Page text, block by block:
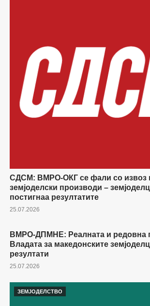
СДСМ: ВМРО-ОКГ се фали со извоз
земјоделски производи –
постигнаа резултатите
25.07.2026
ЗЕМЈОДЕЛСТВО
ВМРО-ДПМНЕ: Реалната и редовна
Владата за македонските
резултати
25.07.2026
ЗЕМЈОДЕЛСТВО